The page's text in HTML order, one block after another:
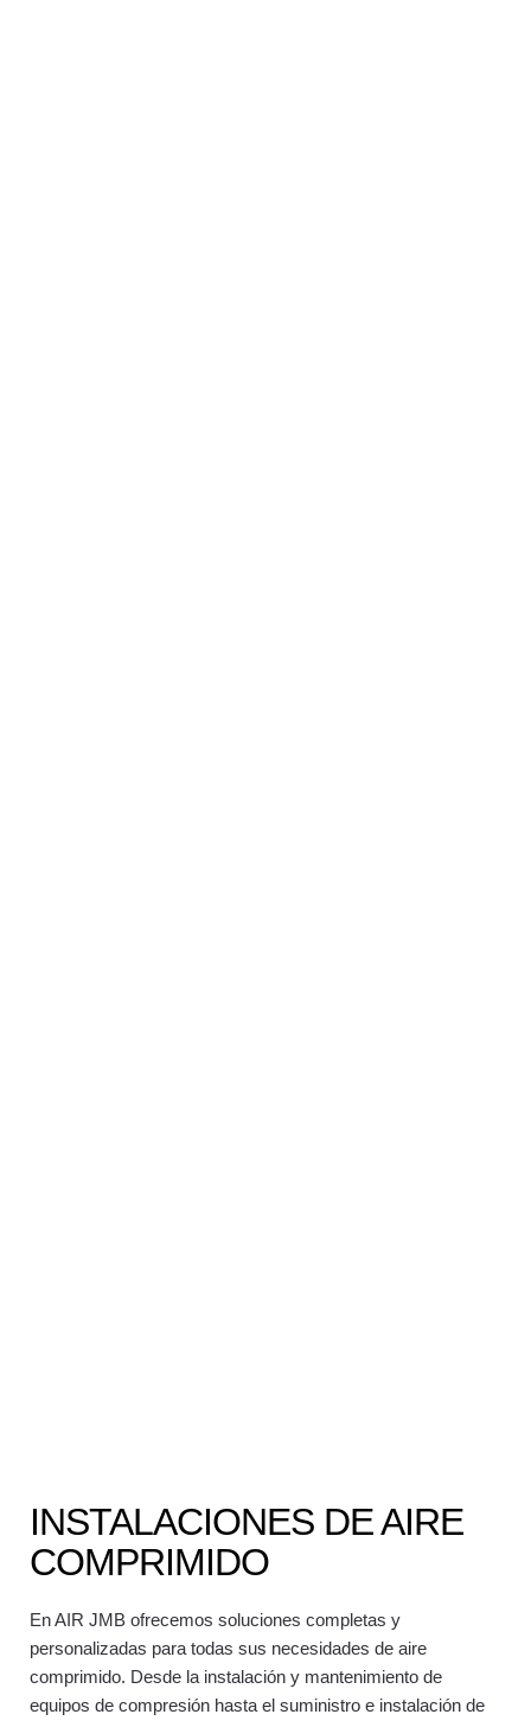
INSTALACIONES DE AIRE
COMPRIMIDO
En AIR JMB ofrecemos soluciones completas y
personalizadas para todas sus necesidades de aire
comprimido. Desde la instalación y mantenimiento de
equipos de compresión hasta el suministro e instalación de